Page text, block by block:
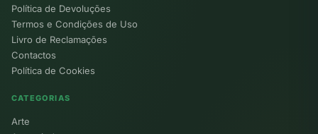
Política de Devoluções
Termos e Condições de Uso
Livro de Reclamações
Contactos
Política de Cookies
CATEGORIAS
Arte